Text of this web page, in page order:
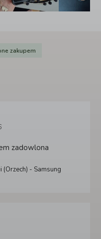
zakupem
zadowlona
(Orzech) - Samsung